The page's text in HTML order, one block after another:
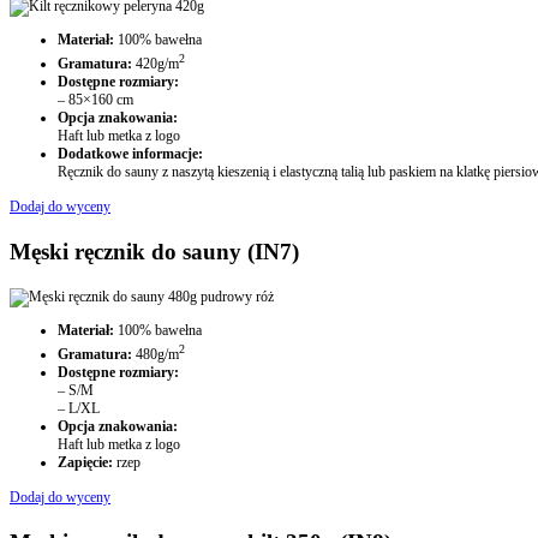
Materiał: 100% bawełna
Gramatura: 420g/m2
Dostępne rozmiary:
– 85×160 cm
Opcja znakowania:
Haft lub metka z logo
Dodatkowe informacje:
Ręcznik do sauny z naszytą kieszenią i elastyczną talią lub paskiem na klatkę
Dodaj do wyceny
Męski ręcznik do sauny (IN7)
Materiał: 100% bawełna
Gramatura: 480g/m2
Dostępne rozmiary:
– S/M
– L/XL
Opcja znakowania:
Haft lub metka z logo
Zapięcie: rzep
Dodaj do wyceny